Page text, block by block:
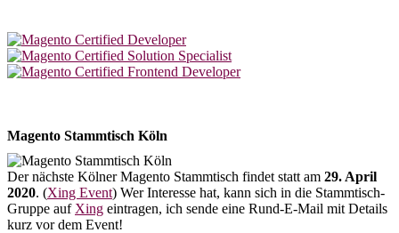
Magento Stammtisch Köln
Der nächste Kölner Magento Stammtisch findet statt am 29. April
2020. (Xing Event) Wer Interesse hat, kann sich in die Stammtisch-
Gruppe auf Xing eintragen, ich sende eine Rund-E-Mail mit Details
kurz vor dem Event!